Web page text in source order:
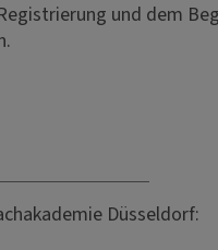
und dem
Düsseldorf: